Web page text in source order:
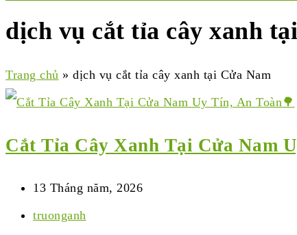
dịch vụ cắt tỉa cây xanh
Trang chủ » dịch vụ cắt tỉa cây xanh tại Cửa Nam
Cắt Tỉa Cây Xanh Tại Cửa Nam
13 Tháng năm, 2026
truonganh